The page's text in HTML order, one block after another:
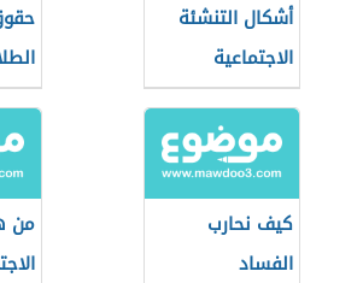
أشكال التنشئة
الاجتماعية
كيف نحارب
الفساد
من